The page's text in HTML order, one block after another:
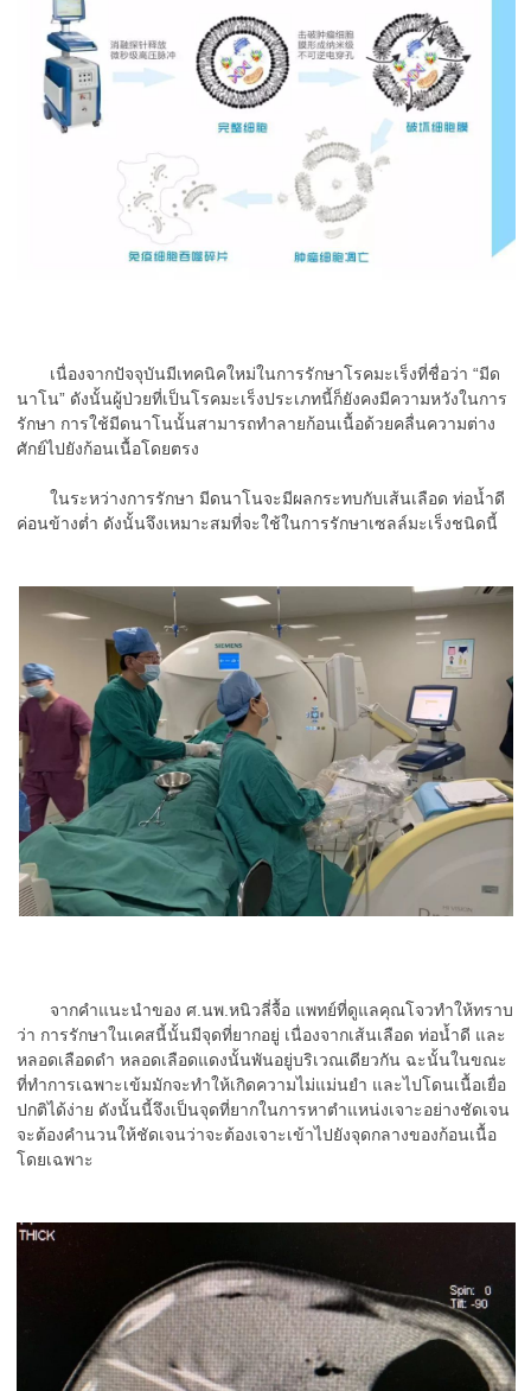
เนื่องจากปัจจุบันมีเทคนิคใหม่ในการรักษาโรคมะเร็งที่ชื่อว่า “มีด
นาโน” ดังนั้นผู้ป่วยที่เป็นโรคมะเร็งประเภทนี้ก็ยังคงมีความหวังในการ
รักษา การใช้มีดนาโนนั้นสามารถทำลายก้อนเนื้อด้วยคลื่นความต่าง
ศักย์ไปยังก้อนเนื้อโดยตรง
ในระหว่างการรักษา มีดนาโนจะมีผลกระทบกับเส้นเลือด ท่อน้ำดี
ค่อนข้างต่ำ ดังนั้นจึงเหมาะสมที่จะใช้ในการรักษาเซลล์มะเร็งชนิดนี้
จากคำแนะนำของ ศ.นพ.หนิวลี่จื้อ แพทย์ที่ดูแลคุณโจวทำให้ทราบ
ว่า การรักษาในเคสนี้นั้นมีจุดที่ยากอยู่ เนื่องจากเส้นเลือด ท่อน้ำดี และ
หลอดเลือดดำ หลอดเลือดแดงนั้นพันอยู่บริเวณเดียวกัน ฉะนั้นในขณะ
ที่ทำการเฉพาะเข้มมักจะทำให้เกิดความไม่แม่นยำ และไปโดนเนื้อเยื่อ
ปกติได้ง่าย ดังนั้นนี้จึงเป็นจุดที่ยากในการหาตำแหน่งเจาะอย่างชัดเจน
จะต้องคำนวนให้ชัดเจนว่าจะต้องเจาะเข้าไปยังจุดกลางของก้อนเนื้อ
โดยเฉพาะ